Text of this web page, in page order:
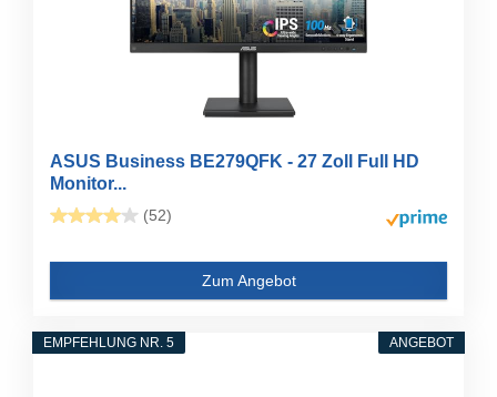
ASUS Business BE279QFK - 27 Zoll Full HD
Monitor...
(52)
Zum Angebot
ANGEBOT
EMPFEHLUNG NR. 5